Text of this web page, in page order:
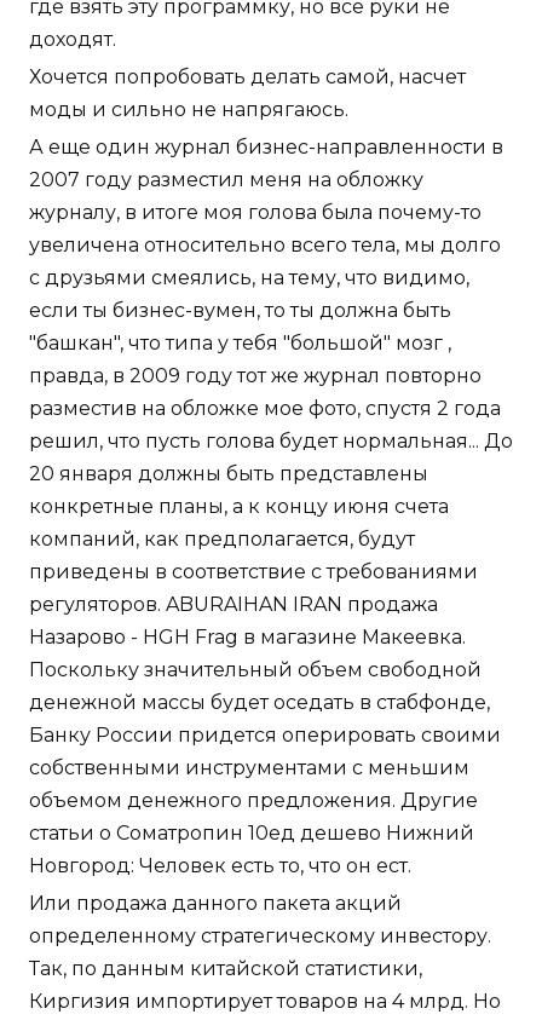
где взять эту программку, но все руки не
доходят.
Хочется попробовать делать самой, насчет
моды и сильно не напрягаюсь.
А еще один журнал бизнес-направленности в
2007 году разместил меня на обложку
журналу, в итоге моя голова была почему-то
увеличена относительно всего тела, мы долго
с друзьями смеялись, на тему, что видимо,
если ты бизнес-вумен, то ты должна быть
"башкан", что типа у тебя "большой" мозг ,
правда, в 2009 году тот же журнал повторно
разместив на обложке мое фото, спустя 2 года
решил, что пусть голова будет нормальная... До
20 января должны быть представлены
конкретные планы, а к концу июня счета
компаний, как предполагается, будут
приведены в соответствие с требованиями
регуляторов. ABURAIHAN IRAN продажа
Назарово - HGH Frag в магазине Макеевка.
Поскольку значительный объем свободной
денежной массы будет оседать в стабфонде,
Банку России придется оперировать своими
собственными инструментами с меньшим
объемом денежного предложения. Другие
статьи о Cоматропин 10ед дешево Нижний
Новгород: Человек есть то, что он ест.
Или продажа данного пакета акций
определенному стратегическому инвестору.
Так, по данным китайской статистики,
Киргизия импортирует товаров на 4 млрд. Но